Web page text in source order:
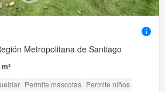
Metropolitana de Santiago
Permite mascotas Permite niños